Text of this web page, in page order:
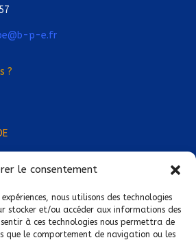
le consentement
nous utilisons des technologies
stocker et/ou accéder aux informations des
à ces technologies nous permettra de
que le comportement de navigation ou les
p-e.fr
?
e Régional·e !
de chez vous !